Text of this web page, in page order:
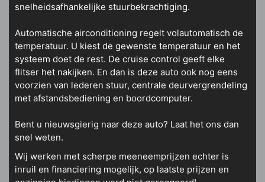
snelheidsafhankelijke stuurbekrachtiging.
Automatische airconditioning regelt volautomatisch de
temperatuur. U kiest de gewenste temperatuur en het
systeem doet de rest. De cruise control geeft elke
flitser het nakijken. En dan is deze auto ook nog eens
voorzien van lederen stuur, centrale deurvergrendeling
met afstandsbediening en boordcomputer.
Bent u nieuwsgierig naar deze auto? Laat het ons dan
snel weten.
Wij werken met scherpe meeneemprijzen echter is
inruil en financiering mogelijk, op laatste prijzen en